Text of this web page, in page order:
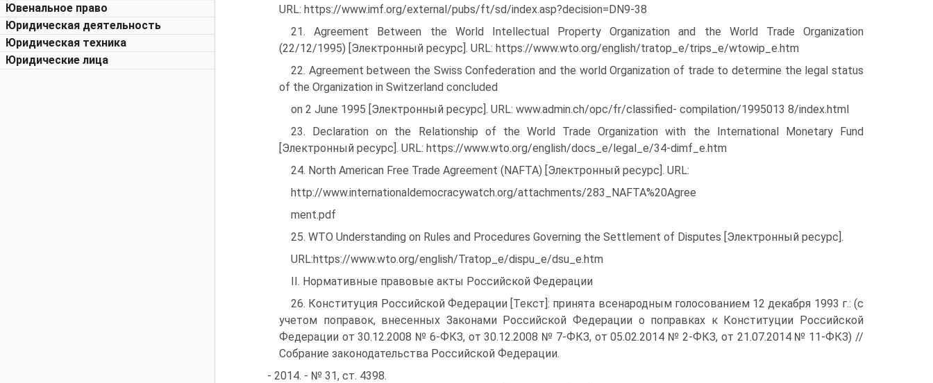
Ювенальное право
Юридическая деятельность
Юридическая техника
Юридические лица
URL: https://www.imf.org/external/pubs/ft/sd/index.asp?decision=DN9-38
21. Agreement Between the World Intellectual Property Organization and the World Trade Organization
(22/12/1995) [Электронный ресурс]. URL: https://www.wto.org/english/tratop_e/trips_e/wtowip_e.htm
22. Аgreement between the Swiss Confederation and the world Organization of trade to determine the legal status
of the Organization in Switzerland concluded
on 2 June 1995 [Электронный ресурс]. URL: www.admin.ch/opc/fr/classified- compilation/1995013 8/index.html
23. Declaration on the Relationship of the World Trade Organization with the International Monetary Fund
[Электронный ресурс]. URL: https://www.wto.org/english/docs_e/legal_e/34-dimf_e.htm
24. North American Free Trade Agreement (NAFTA) [Электронный ресурс]. URL:
http://www.internationaldemocracywatch.org/attachments/283_NAFTA%20Agree
ment.pdf
25. WTO Understanding on Rules and Procedures Governing the Settlement of Disputes [Электронный ресурс].
URL:https://www.wto.org/english/Tratop_e/dispu_e/dsu_e.htm
II. Нормативные правовые акты Российской Федерации
26. Конституция Российской Федерации [Текст]: принята всенародным голосованием 12 декабря 1993 г.: (с
учетом поправок, внесенных Законами Российской Федерации о поправках к Конституции Российской
Федерации от 30.12.2008 № 6-ФКЗ, от 30.12.2008 № 7-ФКЗ, от 05.02.2014 № 2-ФКЗ, от 21.07.2014 № 11-ФКЗ) //
Собрание законодательства Российской Федерации.
- 2014. - № 31, ст. 4398.